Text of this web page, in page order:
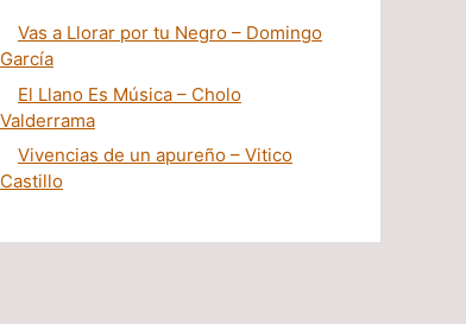
Vas a Llorar por tu Negro – Domingo
García
El Llano Es Música – Cholo
Valderrama
Vivencias de un apureño – Vitico
Castillo